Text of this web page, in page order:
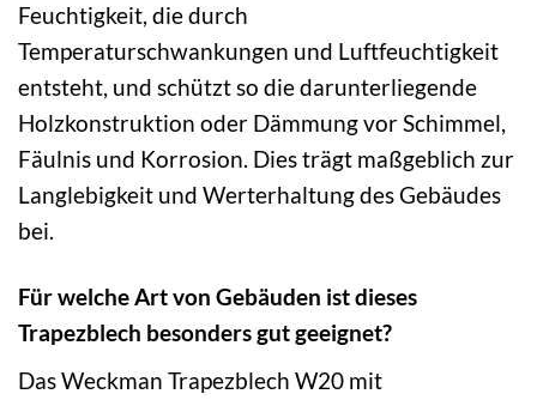
Feuchtigkeit, die durch
Temperaturschwankungen und Luftfeuchtigkeit
entsteht, und schützt so die darunterliegende
Holzkonstruktion oder Dämmung vor Schimmel,
Fäulnis und Korrosion. Dies trägt maßgeblich zur
Langlebigkeit und Werterhaltung des Gebäudes
bei.
Für welche Art von Gebäuden ist dieses
Trapezblech besonders gut geeignet?
Das Weckman Trapezblech W20 mit